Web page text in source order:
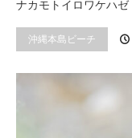
ナカモトイロワケハ
沖縄本島ビーチ